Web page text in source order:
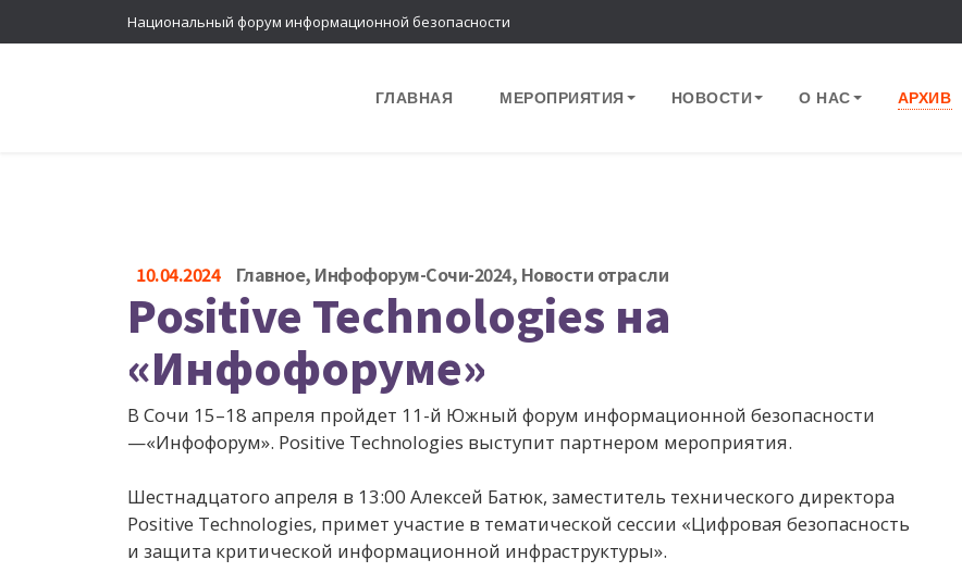
Национальный форум информационной безопасности
ГЛАВНАЯ МЕРОПРИЯТИЯ НОВОСТИ О НАС АРХИВ
10.04.2024 Главное, Инфофорум-Сочи-2024, Новости отрасли
Positive Technologies на
«Инфофоруме»
В Сочи 15–18 апреля пройдет 11-й Южный форум информационной безопасности
—«Инфофорум». Positive Technologies выступит партнером мероприятия.
Шестнадцатого апреля в 13:00 Алексей Батюк, заместитель технического директора
Positive Technologies, примет участие в тематической сессии «Цифровая безопасность
и защита критической информационной инфраструктуры».